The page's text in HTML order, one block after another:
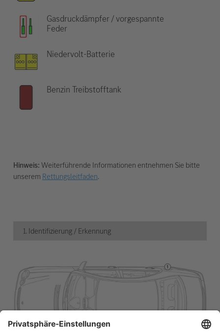
Gasdruckdämpfer / vorgespannte
Feder
Niedervolt-Batterie
Benzin Treibstofftank
Hinweis:Weiterführende Informationen entnehmen Sie bitte
unserem Rettungsleitfaden.
1. Identifizierung / Erkennung